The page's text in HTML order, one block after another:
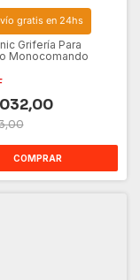
gratis en 24hs
Grifería Para
Monocomando
COMPRAR